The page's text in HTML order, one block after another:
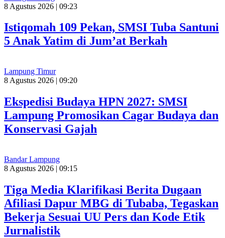
8 Agustus 2026 | 09:23
Istiqomah 109 Pekan, SMSI Tuba Santuni
5 Anak Yatim di Jum’at Berkah
Lampung Timur
8 Agustus 2026 | 09:20
Ekspedisi Budaya HPN 2027: SMSI
Lampung Promosikan Cagar Budaya dan
Konservasi Gajah
Bandar Lampung
8 Agustus 2026 | 09:15
Tiga Media Klarifikasi Berita Dugaan
Afiliasi Dapur MBG di Tubaba, Tegaskan
Bekerja Sesuai UU Pers dan Kode Etik
Jurnalistik